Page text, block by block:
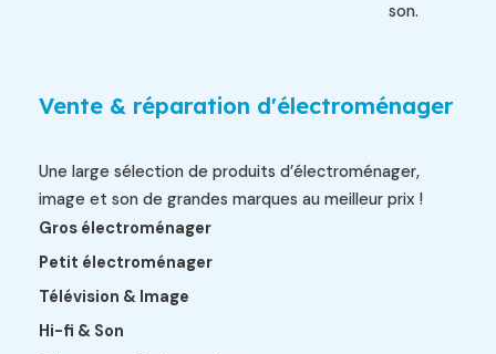
son.
Vente & réparation d'électroménager
Une large sélection de produits d’électroménager,
image et son de grandes marques au meilleur prix !
Gros électroménager
Petit électroménager
Télévision & Image
Hi-fi & Son